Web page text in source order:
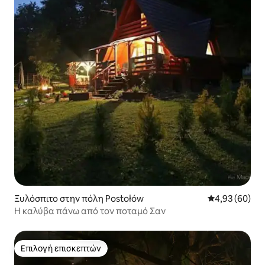
Ξυλόσπιτο στην πόλη Postołów Μέση
4,93 (60)
Η καλύβα πάνω από τον ποταμό Σαν
Επιλογή επισκεπτών
Επιλογή επισκεπτών